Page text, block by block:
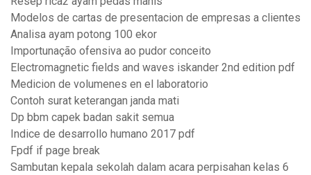
Modelos de cartas de presentacion de empresas a clientes
Analisa ayam potong 100 ekor
Importunação ofensiva ao pudor conceito
Electromagnetic fields and waves iskander 2nd edition pdf
Medicion de volumenes en el laboratorio
Contoh surat keterangan janda mati
Dp bbm capek badan sakit semua
Indice de desarrollo humano 2017 pdf
Fpdf if page break
Sambutan kepala sekolah dalam acara perpisahan kelas 6